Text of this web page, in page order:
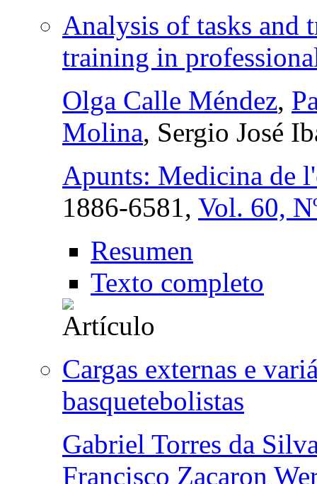
Analysis of tasks and
training in
Olga Calle Méndez,
Molina, Sergio José
Apunts: Medicina de
1886-6581, Vol. 60,
Resumen
Texto completo
Cargas externas e
basquetebolistas
Gabriel Torres da
Francisco Zacaron